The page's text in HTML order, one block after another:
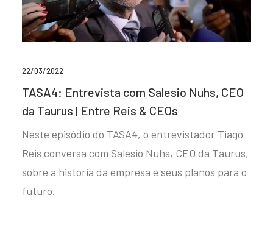
22/03/2022
TASA4: Entrevista com Salesio Nuhs, CEO
da Taurus | Entre Reis & CEOs
Neste episódio do TASA4, o entrevistador Tiago
Reis conversa com Salesio Nuhs, CEO da Taurus,
sobre a história da empresa e seus planos para o
futuro.